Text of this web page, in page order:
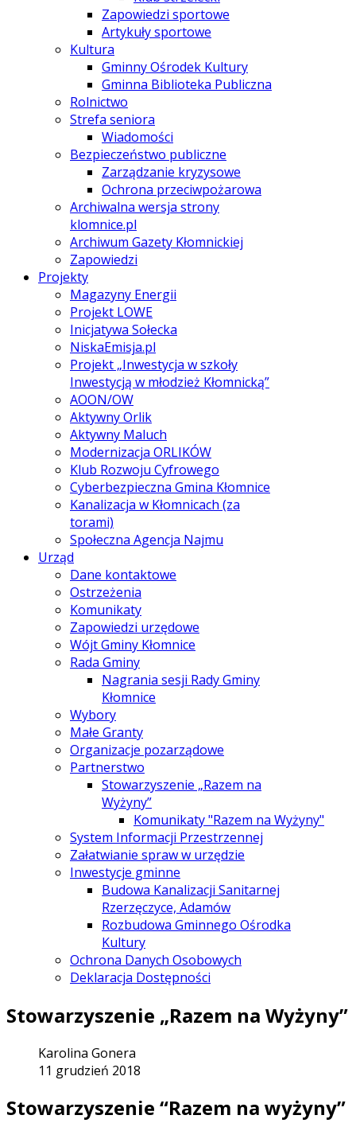
Zapowiedzi sportowe
Artykuły sportowe
Kultura
Gminny Ośrodek Kultury
Gminna Biblioteka Publiczna
Rolnictwo
Strefa seniora
Wiadomości
Bezpieczeństwo publiczne
Zarządzanie kryzysowe
Ochrona przeciwpożarowa
Archiwalna wersja strony
klomnice.pl
Archiwum Gazety Kłomnickiej
Zapowiedzi
Projekty
Magazyny Energii
Projekt LOWE
Inicjatywa Sołecka
NiskaEmisja.pl
Projekt „Inwestycja w szkoły
Inwestycją w młodzież Kłomnicką”
AOON/OW
Aktywny Orlik
Aktywny Maluch
Modernizacja ORLIKÓW
Klub Rozwoju Cyfrowego
Cyberbezpieczna Gmina Kłomnice
Kanalizacja w Kłomnicach (za
torami)
Społeczna Agencja Najmu
Urząd
Dane kontaktowe
Ostrzeżenia
Komunikaty
Zapowiedzi urzędowe
Wójt Gminy Kłomnice
Rada Gminy
Nagrania sesji Rady Gminy
Kłomnice
Wybory
Małe Granty
Organizacje pozarządowe
Partnerstwo
Stowarzyszenie „Razem na
Wyżyny”
Komunikaty "Razem na Wyżyny"
System Informacji Przestrzennej
Załatwianie spraw w urzędzie
Inwestycje gminne
Budowa Kanalizacji Sanitarnej
Rzerzęczyce, Adamów
Rozbudowa Gminnego Ośrodka
Kultury
Ochrona Danych Osobowych
Deklaracja Dostępności
Stowarzyszenie „Razem na Wyżyny”
Karolina Gonera
11 grudzień 2018
Stowarzyszenie “Razem na wyżyny”